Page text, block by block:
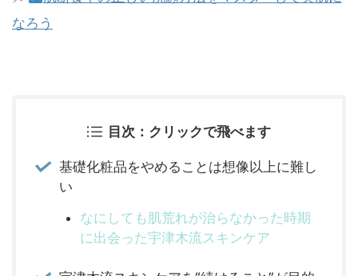
なろう
目次：クリックで飛べます
基礎化粧品をやめることは想像以上に難し
い
なにしても肌荒れが治らなかった時期
に出会った宇津木流スキンケア